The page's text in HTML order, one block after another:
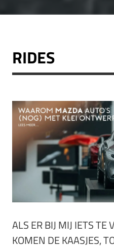
RIDES
ALS ER BIJ MIJ IETS TE
KOMEN DE KAASJES,